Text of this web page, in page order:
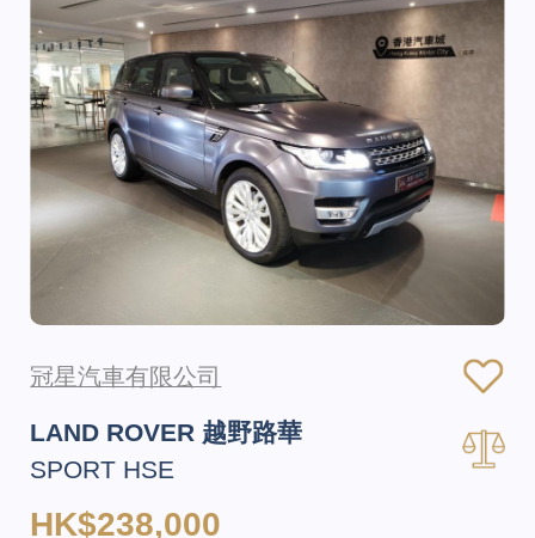
冠星汽車有限公司
LAND ROVER 越野路華
SPORT HSE
HK$238,000